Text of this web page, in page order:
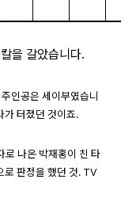
을 갈았습니다.
인공은 세이부였습니
가 터졌던 것이죠.
로 나온 박재홍이 친 타
로 판정을 했던 것. TV